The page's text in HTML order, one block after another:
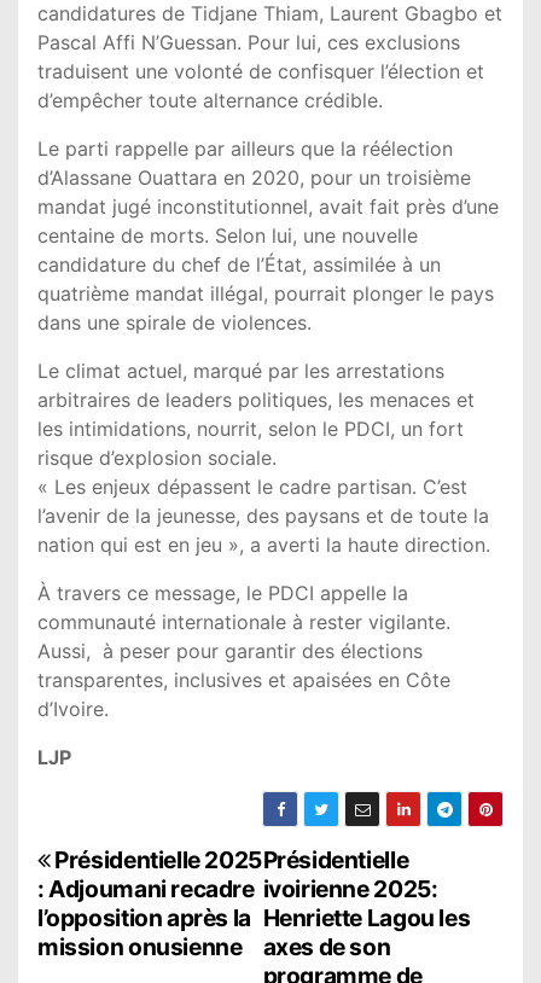
candidatures de Tidjane Thiam, Laurent Gbagbo et
Pascal Affi N’Guessan. Pour lui, ces exclusions
traduisent une volonté de confisquer l’élection et
d’empêcher toute alternance crédible.
Le parti rappelle par ailleurs que la réélection
d’Alassane Ouattara en 2020, pour un troisième
mandat jugé inconstitutionnel, avait fait près d’une
centaine de morts. Selon lui, une nouvelle
candidature du chef de l’État, assimilée à un
quatrième mandat illégal, pourrait plonger le pays
dans une spirale de violences.
Le climat actuel, marqué par les arrestations
arbitraires de leaders politiques, les menaces et
les intimidations, nourrit, selon le PDCI, un fort
risque d’explosion sociale.
« Les enjeux dépassent le cadre partisan. C’est
l’avenir de la jeunesse, des paysans et de toute la
nation qui est en jeu », a averti la haute direction.
À travers ce message, le PDCI appelle la
communauté internationale à rester vigilante.
Aussi, à peser pour garantir des élections
transparentes, inclusives et apaisées en Côte
d’Ivoire.
LJP
N
a
v
Présidentielle
ivoirienne 2025:
Henriette Lagou les
axes de son
programme de
Présidentielle 2025
: Adjoumani recadre
l’opposition après la
mission onusienne